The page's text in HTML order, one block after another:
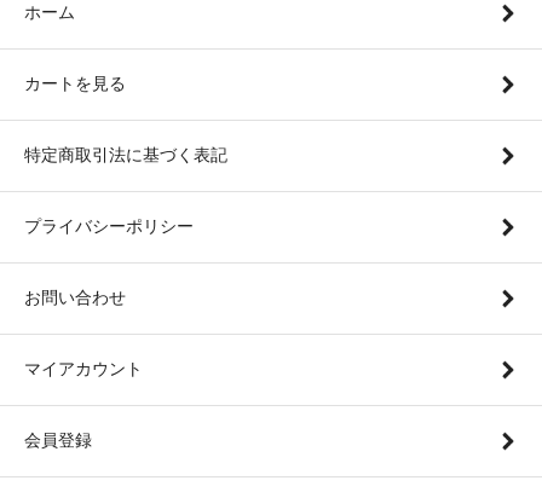
ホーム
カートを見る
特定商取引法に基づく表記
プライバシーポリシー
お問い合わせ
マイアカウント
会員登録